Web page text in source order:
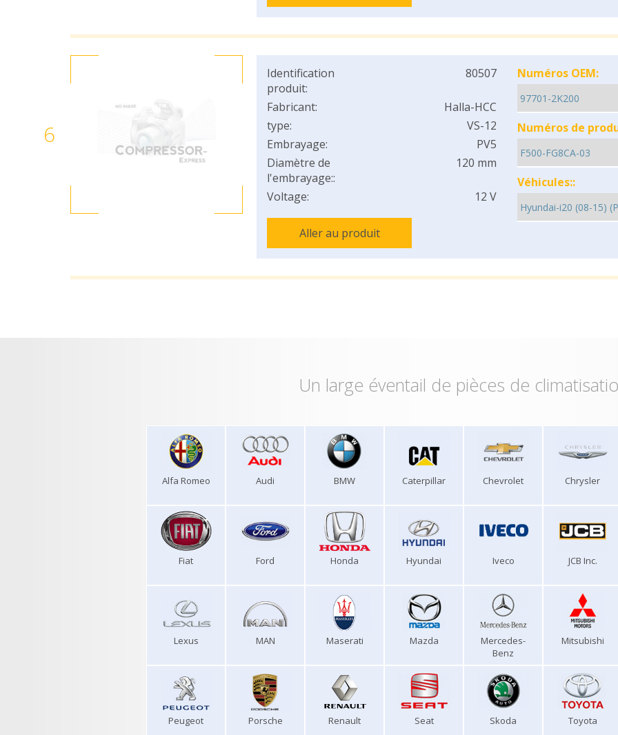
6
Identification
produit:
80507
Fabricant:
Halla-HCC
type:
VS-12
Embrayage:
PV5
Diamètre de
l'embrayage::
120 mm
Voltage: 12 V
Aller au produit
Numéros OEM:
Numéros de
Véhicules::
Un large éventail de pièces de
Alfa Romeo Audi BMW Caterpillar Chevrolet Chrysler
Fiat Ford Honda Hyundai Iveco JCB Inc.
Lexus MAN Maserati Mazda
Mercedes-
Benz
Mitsubishi
Peugeot Porsche Renault Seat Skoda Toyota